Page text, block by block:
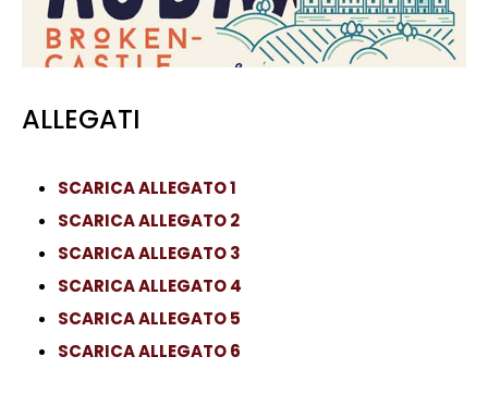
ALLEGATI
SCARICA ALLEGATO 1
SCARICA ALLEGATO 2
SCARICA ALLEGATO 3
SCARICA ALLEGATO 4
SCARICA ALLEGATO 5
SCARICA ALLEGATO 6